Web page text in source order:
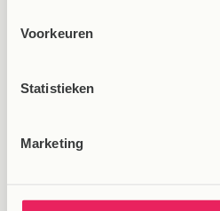
Voorkeuren
Statistieken
Marketing